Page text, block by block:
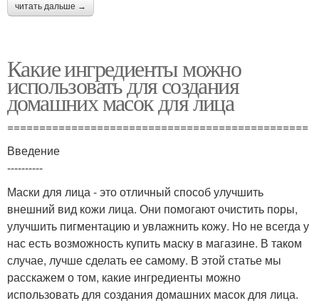
читать дальше →
Какие ингредиенты можно
использовать для создания
домашних масок для лица
===============================================
Введение
----------
Маски для лица - это отличный способ улучшить
внешний вид кожи лица. Они помогают очистить поры,
улучшить пигментацию и увлажнить кожу. Но не всегда у
нас есть возможность купить маску в магазине. В таком
случае, лучше сделать ее самому. В этой статье мы
расскажем о том, какие ингредиенты можно
использовать для создания домашних масок для лица.